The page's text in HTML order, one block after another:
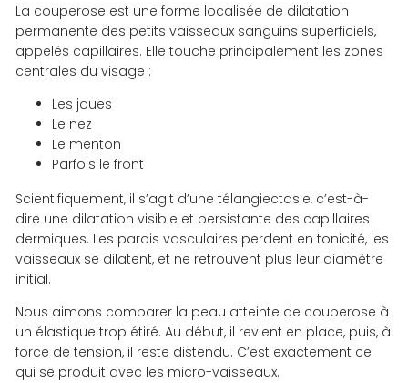
La couperose est une forme localisée de dilatation
permanente des petits vaisseaux sanguins superficiels,
appelés capillaires. Elle touche principalement les zones
centrales du visage :
Les joues
Le nez
Le menton
Parfois le front
Scientifiquement, il s’agit d’une télangiectasie, c’est-à-
dire une dilatation visible et persistante des capillaires
dermiques. Les parois vasculaires perdent en tonicité, les
vaisseaux se dilatent, et ne retrouvent plus leur diamètre
initial.
Nous aimons comparer la peau atteinte de couperose à
un élastique trop étiré. Au début, il revient en place, puis, à
force de tension, il reste distendu. C’est exactement ce
qui se produit avec les micro-vaisseaux.